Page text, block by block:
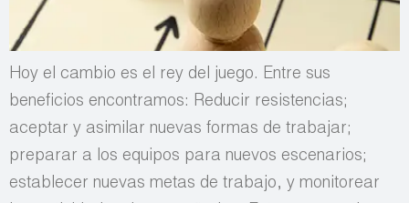
Hoy el cambio es el rey del juego. Entre sus
beneficios encontramos: Reducir resistencias;
aceptar y asimilar nuevas formas de trabajar;
preparar a los equipos para nuevos escenarios;
establecer nuevas metas de trabajo, y monitorear